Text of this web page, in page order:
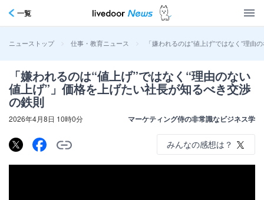
一覧
ニューストップ > 仕事・教育ニュース > 「嫌われるのは“値上げ”ではなく“理
「嫌われるのは“値上げ”ではなく“理由のない
値上げ”」価格を上げたい社長が知るべき交渉
の鉄則
2026年4月8日 10時0分 マーケティング侍の非常識なビジネス学
みんなの感想は？